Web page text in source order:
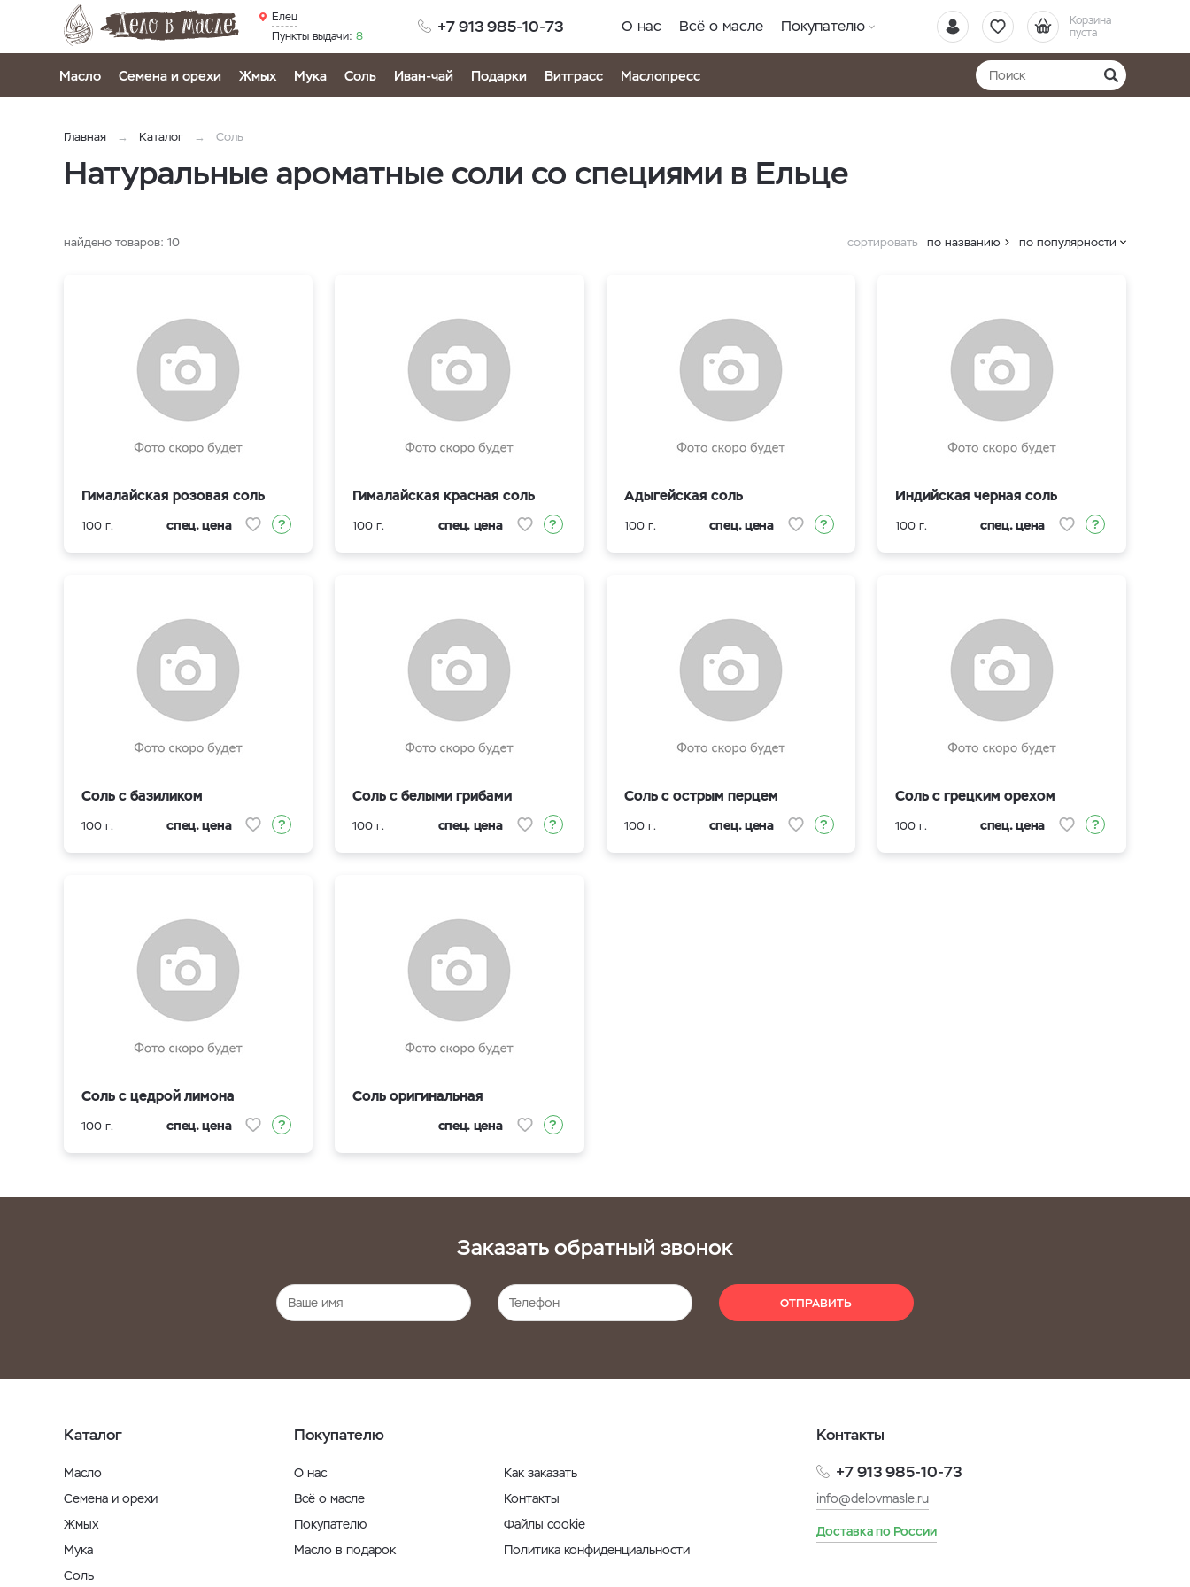
+7 913 985-10-73
Корзина
пуста
Елец
Пункты выдачи: 8
О нас Всё о масле Покупателю
Масло Семена и орехи Жмых Мука Соль Иван-чай Подарки Витграсс Маслопресс
Главная Каталог Соль
Натуральные ароматные соли со специями в Ельце
найдено товаров: 10 сортировать по названию по популярности
Гималайская розовая соль
100 г. спец. цена
Гималайская красная соль
100 г. спец. цена
Адыгейская соль
100 г. спец. цена
Индийская черная соль
100 г. спец. цена
Соль с базиликом
100 г. спец. цена
Соль с белыми грибами
100 г. спец. цена
Соль с острым перцем
100 г. спец. цена
Соль с грецким орехом
100 г. спец. цена
Соль с цедрой лимона
100 г. спец. цена
Соль оригинальная
спец. цена
Заказать обратный звонок
ОТПРАВИТЬ
Каталог
Масло
Семена и орехи
Жмых
Мука
Соль
Покупателю
О нас
Всё о масле
Покупателю
Масло в подарок
Как заказать
Контакты
Файлы cookie
Политика конфиденциальности
Контакты
+7 913 985-10-73
info@delovmasle.ru
Доставка по России